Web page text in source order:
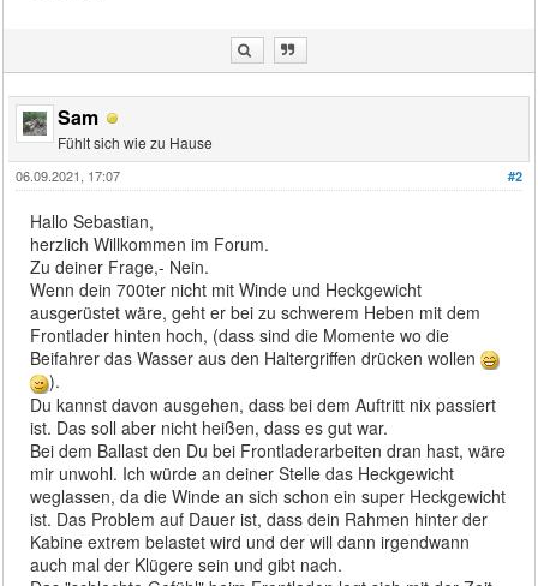
Sam
Fühlt sich wie zu Hause
#2
06.09.2021, 17:07
Hallo Sebastian,
herzlich Willkommen im Forum.
Zu deiner Frage,- Nein.
Wenn dein 700ter nicht mit Winde und Heckgewicht
ausgerüstet wäre, geht er bei zu schwerem Heben mit dem
Frontlader hinten hoch, (dass sind die Momente wo die
Beifahrer das Wasser aus den Haltergriffen drücken wollen
).
Du kannst davon ausgehen, dass bei dem Auftritt nix passiert
ist. Das soll aber nicht heißen, dass es gut war.
Bei dem Ballast den Du bei Frontladerarbeiten dran hast, wäre
mir unwohl. Ich würde an deiner Stelle das Heckgewicht
weglassen, da die Winde an sich schon ein super Heckgewicht
ist. Das Problem auf Dauer ist, dass dein Rahmen hinter der
Kabine extrem belastet wird und der will dann irgendwann
auch mal der Klügere sein und gibt nach.